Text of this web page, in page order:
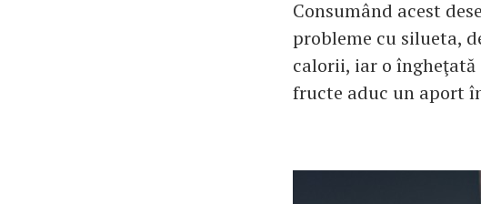
Consumând acest
probleme cu silueta,
calorii, iar o îngheţată
fructe aduc un aport